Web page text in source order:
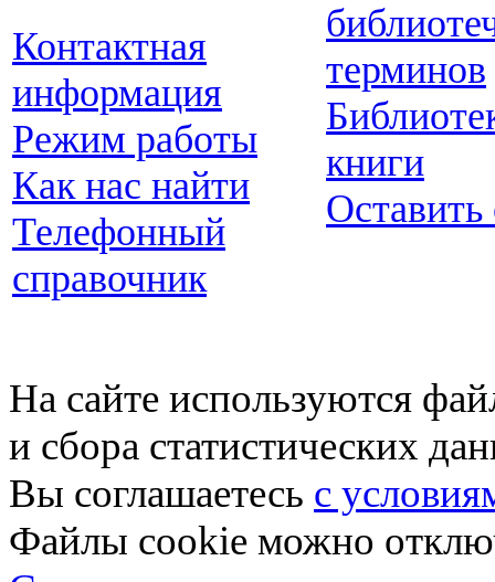
Контактная
информация
Режим работы
Как нас найти
Телефонный
справочник
терминов
книги
Оставить
На сайте используются
и сбора статистических
Вы соглашаетесь с
Файлы cookie можно